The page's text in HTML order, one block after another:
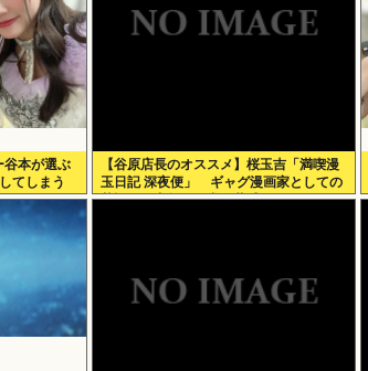
谷本が選ぶ
てしまう
【谷原店長のオススメ】桜玉吉「満喫漫
玉日記 深夜便」 ギャグ漫画家としての
苦悩経た中年の日常に共感